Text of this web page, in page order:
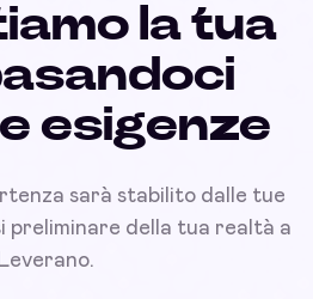
la tua
esigenze
sarà stabilito dalle tue
preliminare della tua realtà a
Leverano.